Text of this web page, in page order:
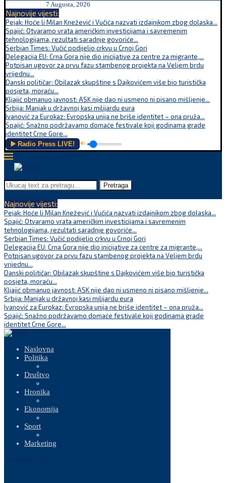
7 Augusta, 2026
Najnovije vijesti:
Pejak: Hoće li Milan Knežević i Vučića nazvati izdajnikom zbog dolaska...
Spajić: Otvaramo vrata američkim investicijama i savremenim
tehnologijama, rezultati saradnje govoriće...
Serbian Times: Vučić podijelio crkvu u Crnoj Gori
Delegacija EU: Crna Gora nije dio inicijative za centre za migrante,...
Potpisan ugovor za prvu fazu stambenog projekta na Veljem brdu
vrijednu...
Danski političar: Obilazak skupštine s Dajkovićem više bio turistička
posjeta, moraću...
Kljajić obmanuo javnost: ASK nije dao ni usmeno ni pisano mišljenje...
Srbija: Manjak u državnoj kasi milijardu eura
Ivanović za Eurokaz: Evropska unija ne briše identitet – ona pruža...
Spajić: Snažno podržavamo domaće festivale koji godinama grade
identitet Crne Gore...
▶️ Radio Press LIVE! 🔊
Pretraga
Najnovije vijesti:
Pejak: Hoće li Milan Knežević i Vučića nazvati izdajnikom zbog dolaska...
Spajić: Otvaramo vrata američkim investicijama i savremenim
tehnologijama, rezultati saradnje govoriće...
Serbian Times: Vučić podijelio crkvu u Crnoj Gori
Delegacija EU: Crna Gora nije dio inicijative za centre za migrante,...
Potpisan ugovor za prvu fazu stambenog projekta na Veljem brdu
vrijednu...
Danski političar: Obilazak skupštine s Dajkovićem više bio turistička
posjeta, moraću...
Kljajić obmanuo javnost: ASK nije dao ni usmeno ni pisano mišljenje...
Srbija: Manjak u državnoj kasi milijardu eura
Ivanović za Eurokaz: Evropska unija ne briše identitet – ona pruža...
Spajić: Snažno podržavamo domaće festivale koji godinama grade
identitet Crne Gore...
Naslovna
Politika
Društvo
Hronika
Ekonomija
Sport
Marketing